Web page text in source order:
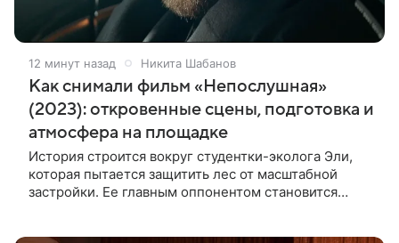
12 минут назад Никита Шабанов
Как снимали фильм «Непослушная»
(2023): откровенные сцены, подготовка и
атмосфера на площадке
История строится вокруг студентки-эколога Эли,
которая пытается защитить лес от масштабной
застройки. Ее главным оппонентом становится